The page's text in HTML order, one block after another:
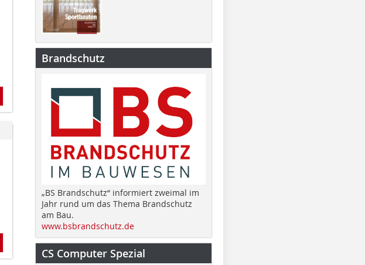
Brandschutz
„BS Brandschutz“ informiert zweimal im
Jahr rund um das Thema Brandschutz
am Bau.
www.bsbrandschutz.de
CS Computer Spezial